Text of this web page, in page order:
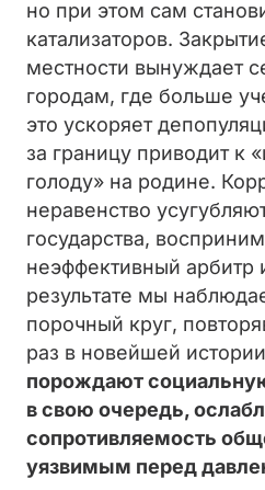
но при этом сам
катализаторов.
местности вынуждает
городам, где больше
это ускоряет
за границу приводит к
голоду» на родине.
неравенство
государства,
неэффективный арбитр
результате мы
порочный круг,
раз в новейшей
порождают
в свою очередь,
сопротивляемость
уязвимым перед